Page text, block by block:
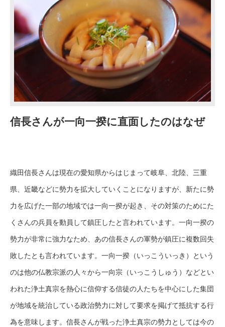
信長さんが一向一揆に直面したのはなぜ
織田信長さんは現在の愛知県からはじまって岐阜、北陸、三重
県、近畿などに勢力を拡大していくことになりますが、新たに勢
力を広げた一部の地域では一向一揆が起き、その対策のためにた
くさんの兵員を動員して鎮圧したと言われています。一向一揆の
勢力が非常に強力なため、あの信長さんの軍勢が鎮圧に複数回失
敗したとも言われています。一向一揆（いっこういっき）という
のは他の仏教宗派の人々から一向宗（いっこうしゅう）などとい
われた浄土真宗を熱心に信仰する信徒の人たちを中心にした集団
が地域を統治している政治勢力に対して要求を掲げて抵抗する行
為を意味します。信長さんが戦った浄土真宗の勢力としては今の